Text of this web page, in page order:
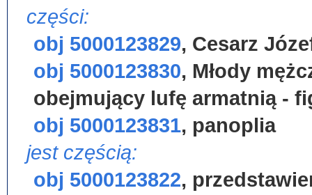
części:
obj 5000123829, Cesarz
obj 5000123830, Młody
obejmujący lufę armatnią -
obj 5000123831, panoplia
jest częścią:
obj 5000123822,